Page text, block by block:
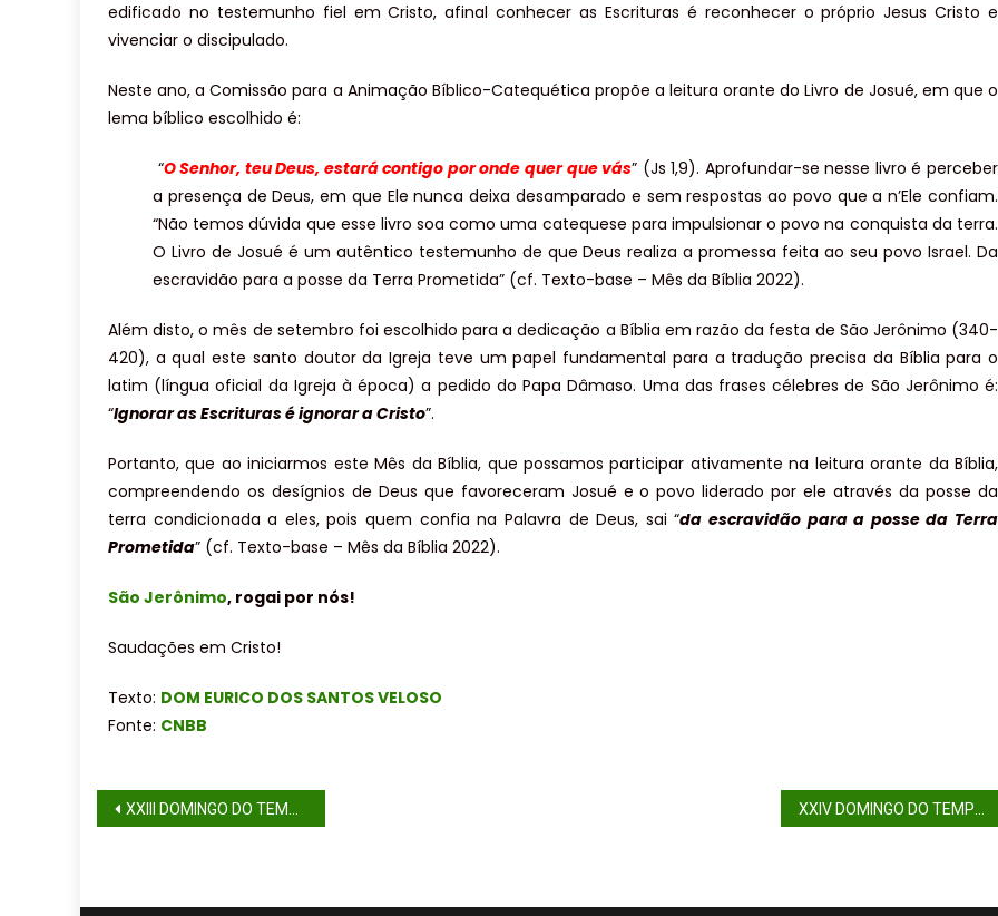
edificado no testemunho fiel em Cristo, afinal conhecer as Escrituras é reconhecer o próprio Jesus Cristo e
vivenciar o discipulado.
Neste ano, a Comissão para a Animação Bíblico-Catequética propõe a leitura orante do Livro de Josué, em que o
lema bíblico escolhido é:
“O Senhor, teu Deus, estará contigo por onde quer que vás” (Js 1,9). Aprofundar-se nesse livro é perceber
a presença de Deus, em que Ele nunca deixa desamparado e sem respostas ao povo que a n’Ele confiam.
“Não temos dúvida que esse livro soa como uma catequese para impulsionar o povo na conquista da terra.
O Livro de Josué é um autêntico testemunho de que Deus realiza a promessa feita ao seu povo Israel. Da
escravidão para a posse da Terra Prometida” (cf. Texto-base – Mês da Bíblia 2022).
Além disto, o mês de setembro foi escolhido para a dedicação a Bíblia em razão da festa de São Jerônimo (340-
420), a qual este santo doutor da Igreja teve um papel fundamental para a tradução precisa da Bíblia para o
latim (língua oficial da Igreja à época) a pedido do Papa Dâmaso. Uma das frases célebres de São Jerônimo é:
“Ignorar as Escrituras é ignorar a Cristo”.
Portanto, que ao iniciarmos este Mês da Bíblia, que possamos participar ativamente na leitura orante da Bíblia,
compreendendo os desígnios de Deus que favoreceram Josué e o povo liderado por ele através da posse da
terra condicionada a eles, pois quem confia na Palavra de Deus, sai “da escravidão para a posse da Terra
Prometida” (cf. Texto-base – Mês da Bíblia 2022).
São Jerônimo, rogai por nós!
Saudações em Cristo!
Texto: DOM EURICO DOS SANTOS VELOSO
Fonte: CNBB
XXIII DOMINGO DO TEMPO COMUM (ANO C) XXIV DOMINGO DO TEMPO COMUM (ANO C)